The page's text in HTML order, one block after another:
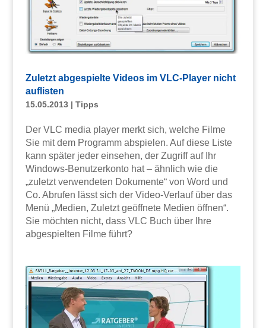
Zuletzt abgespielte Videos im VLC-Player nicht
auflisten
15.05.2013| Tipps
Der VLC media player merkt sich, welche Filme
Sie mit dem Programm abspielen. Auf diese Liste
kann später jeder einsehen, der Zugriff auf Ihr
Windows-Benutzerkonto hat – ähnlich wie die
„zuletzt verwendeten Dokumente“ von Word und
Co. Abrufen lässt sich der Video-Verlauf über das
Menü „Medien, Zuletzt geöffnete Medien öffnen“.
Sie möchten nicht, dass VLC Buch über Ihre
abgespielten Filme führt?